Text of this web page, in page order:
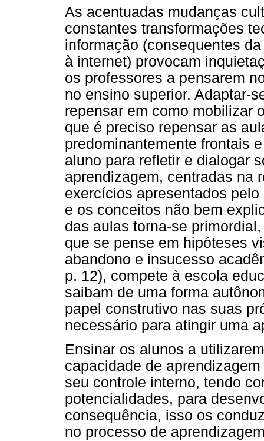
As acentuadas mudanças
constantes transformações
informação (consequentes
à internet) provocam
os professores a pensarem
no ensino superior. Adaptar-
repensar em como mobilizar
que é preciso repensar as
predominantemente frontais
aluno para refletir e dialogar
aprendizagem, centradas na
exercícios apresentados
e os conceitos não bem
das aulas torna-se
que se pense em hipóteses
abandono e insucesso
p. 12), compete à escola
saibam de uma forma
papel construtivo nas suas
necessário para atingir uma
Ensinar os alunos a
capacidade de
seu controle interno, tendo
potencialidades, para
consequência, isso os
no processo de